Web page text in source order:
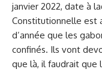
janvier 2022, date à
Constitutionnelle est
d’année que les
confinés. Ils vont
que là, il faudrait que